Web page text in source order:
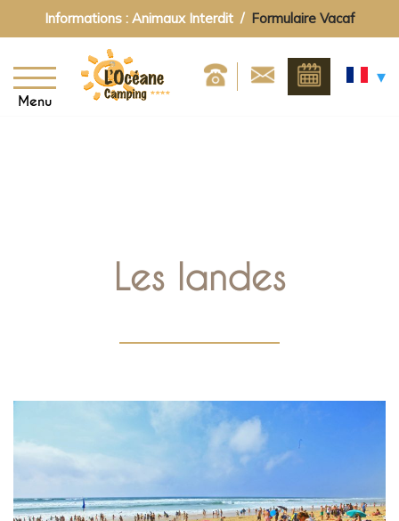
Informations : Animaux Interdit / Formulaire Vacaf
Menu
Les landes